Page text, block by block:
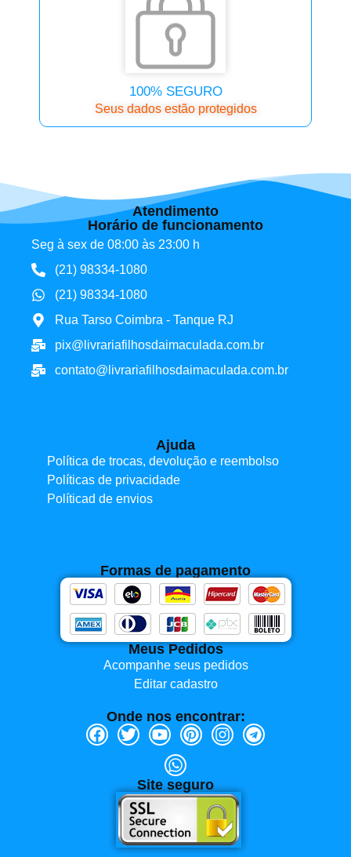
100% SEGURO
Seus dados estão protegidos
Atendimento
Horário de funcionamento
Seg à sex de 08:00 às 23:00 h
(21) 98334-1080
(21) 98334-1080
Rua Tarso Coimbra - Tanque RJ
pix@livrariafilhosdaimaculada.com.br
contato@livrariafilhosdaimaculada.com.br
Ajuda
Política de trocas, devolução e reembolso
Políticas de privacidade
Políticad de envios
Formas de pagamento
Meus Pedidos
Acompanhe seus pedidos
Editar cadastro
Onde nos encontrar:
Site seguro